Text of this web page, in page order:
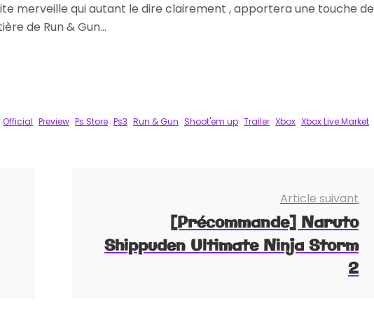
merveille qui autant le dire clairement , apportera une touche de
de Run & Gun...
Official Preview Ps Store Ps3 Run & Gun Shoot'em up Trailer Xbox Xbox Live Market
Article suivant
[Précommande] Naruto
Shippuden Ultimate Ninja Storm
2